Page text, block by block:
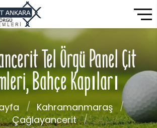
Tel Örgü Panel Çit
Bahçe Kapıları
Kahramanmaraş
Çağlayancerit